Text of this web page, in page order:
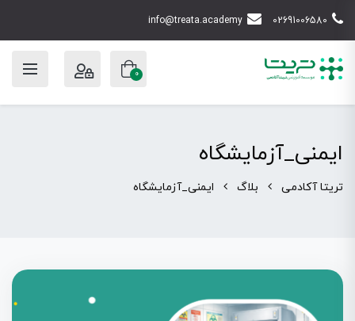
02691006580
info@treata.academy
0
ایمنی_آزمایشگاه
تریتا آکادمی بلاگ ایمنی_آزمایشگاه